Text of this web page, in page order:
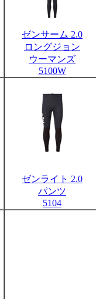
ゼンサーム 2.0
ロングジョン
ウーマンズ
5100W
ゼンライト 2.0
パンツ
5104